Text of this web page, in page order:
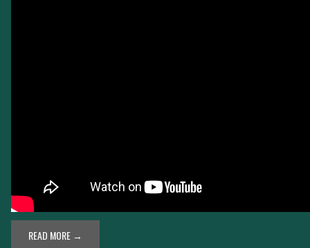
READ MORE →